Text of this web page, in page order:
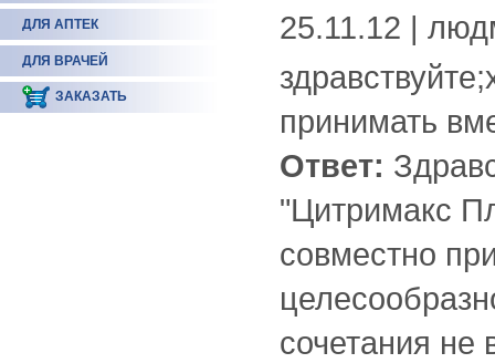
ДЛЯ АПТЕК
ДЛЯ ВРАЧЕЙ
ЗАКАЗАТЬ
25.11.12 |
принимать
Ответ:
"Цитримакс
совместно
сочетания не